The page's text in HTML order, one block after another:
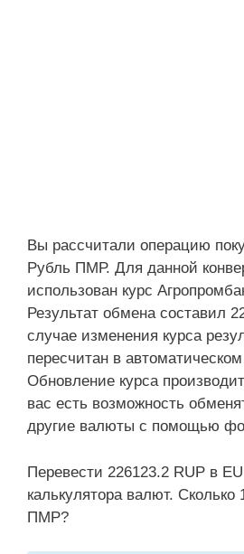
Вы рассчитали операцию
Рубль ПМР. Для данной
использован курс
Результат обмена составил
случае изменения курса
пересчитан в
Обновление курса
вас есть возможность
другие валюты с помощью
Перевести 226123.2 RUP в
калькулятора валют.
ПМР?